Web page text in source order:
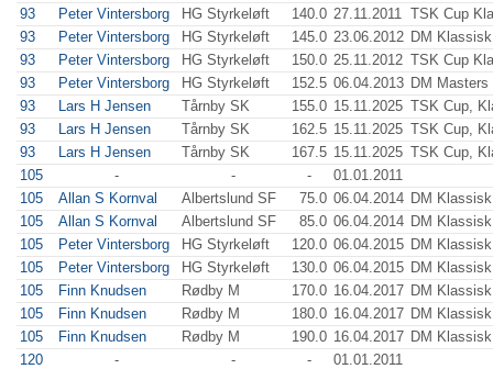
93
Peter Vintersborg HG Styrkeløft 140.0 27.11.2011 TSK Cup
93
Peter Vintersborg HG Styrkeløft 145.0 23.06.2012 DM Klassisk
93
Peter Vintersborg HG Styrkeløft 150.0 25.11.2012 TSK Cup
93
Peter Vintersborg HG Styrkeløft 152.5 06.04.2013 DM Masters
93
Lars H Jensen Tårnby SK 155.0 15.11.2025 TSK Cup,
93
Lars H Jensen Tårnby SK 162.5 15.11.2025 TSK Cup,
93
Lars H Jensen Tårnby SK 167.5 15.11.2025 TSK Cup,
105
- - -
01.01.2011
105
Allan S Kornval Albertslund SF 75.0 06.04.2014 DM Klassisk
105
Allan S Kornval Albertslund SF 85.0 06.04.2014 DM Klassisk
105
Peter Vintersborg HG Styrkeløft 120.0 06.04.2015 DM Klassisk
105
Peter Vintersborg HG Styrkeløft 130.0 06.04.2015 DM Klassisk
105
Finn Knudsen Rødby M 170.0 16.04.2017 DM Klassisk
105
Finn Knudsen Rødby M 180.0 16.04.2017 DM Klassisk
105
Finn Knudsen Rødby M 190.0 16.04.2017 DM Klassisk
120
- - -
01.01.2011